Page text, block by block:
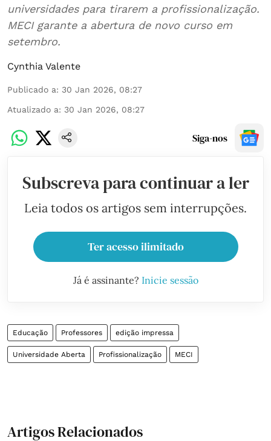
universidades para tirarem a profissionalização.
MECI garante a abertura de novo curso em
setembro.
Cynthia Valente
Publicado a: 30 Jan 2026, 08:27
Atualizado a: 30 Jan 2026, 08:27
Siga-nos
Subscreva para continuar a ler
Leia todos os artigos sem interrupções.
Ter acesso ilimitado
Já é assinante? Inicie sessão
Educação Professores edição impressa
Universidade Aberta Profissionalização MECI
Artigos Relacionados